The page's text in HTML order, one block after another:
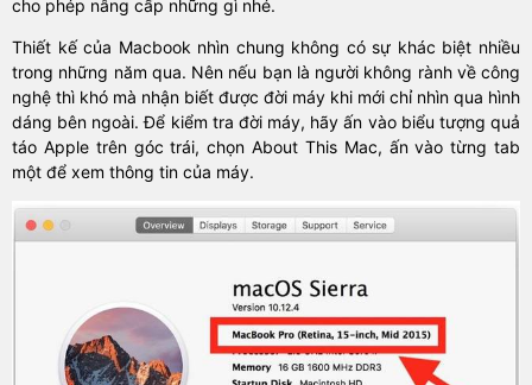
cho phép nâng cấp những gì nhé.
Thiết kế của Macbook nhìn chung không có sự khác biệt nhiều
trong những năm qua. Nên nếu bạn là người không rành về công
nghệ thì khó mà nhận biết được đời máy khi mới chỉ nhìn qua hình
dáng bên ngoài. Để kiểm tra đời máy, hãy ấn vào biểu tượng quả
táo Apple trên góc trái, chọn About This Mac, ấn vào từng tab
một để xem thông tin của máy.